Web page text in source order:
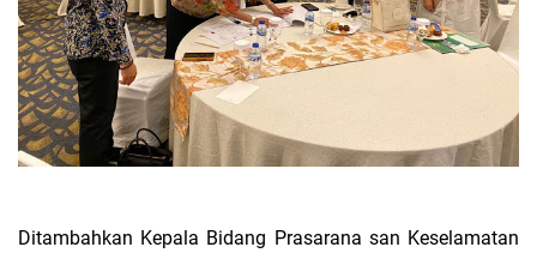
Ditambahkan Kepala Bidang Prasarana san Keselamatan